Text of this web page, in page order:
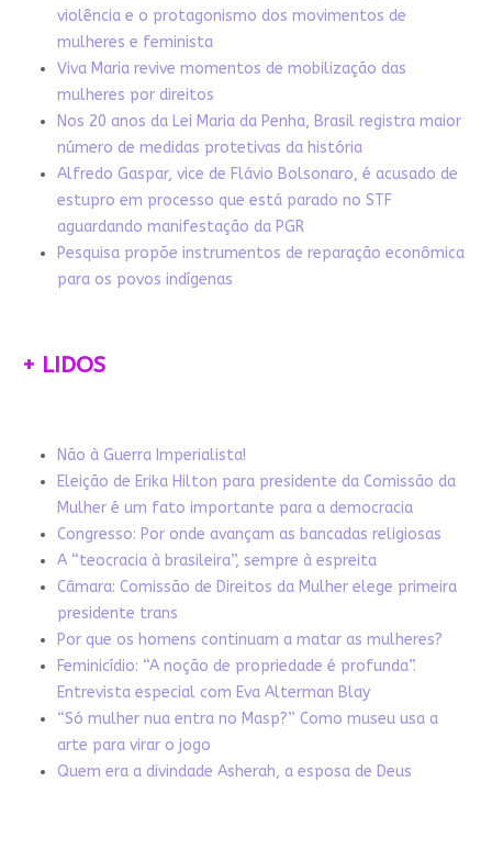
violência e o protagonismo dos movimentos de
mulheres e feminista
Viva Maria revive momentos de mobilização das
mulheres por direitos
Nos 20 anos da Lei Maria da Penha, Brasil registra maior
número de medidas protetivas da história
Alfredo Gaspar, vice de Flávio Bolsonaro, é acusado de
estupro em processo que está parado no STF
aguardando manifestação da PGR
Pesquisa propõe instrumentos de reparação econômica
para os povos indígenas
+ LIDOS
Não à Guerra Imperialista!
Eleição de Erika Hilton para presidente da Comissão da
Mulher é um fato importante para a democracia
Congresso: Por onde avançam as bancadas religiosas
A “teocracia à brasileira”, sempre à espreita
Câmara: Comissão de Direitos da Mulher elege primeira
presidente trans
Por que os homens continuam a matar as mulheres?
Feminicídio: “A noção de propriedade é profunda”.
Entrevista especial com Eva Alterman Blay
“Só mulher nua entra no Masp?” Como museu usa a
arte para virar o jogo
Quem era a divindade Asherah, a esposa de Deus